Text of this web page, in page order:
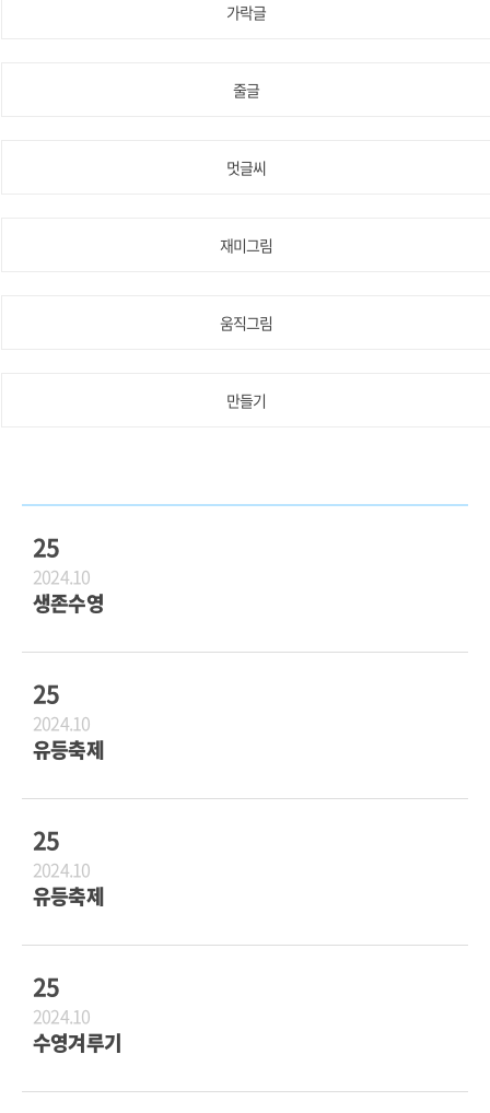
가락글
줄글
멋글씨
재미그림
움직그림
만들기
25
2024.10
생존수영
25
2024.10
유등축제
25
2024.10
유등축제
25
2024.10
수영겨루기